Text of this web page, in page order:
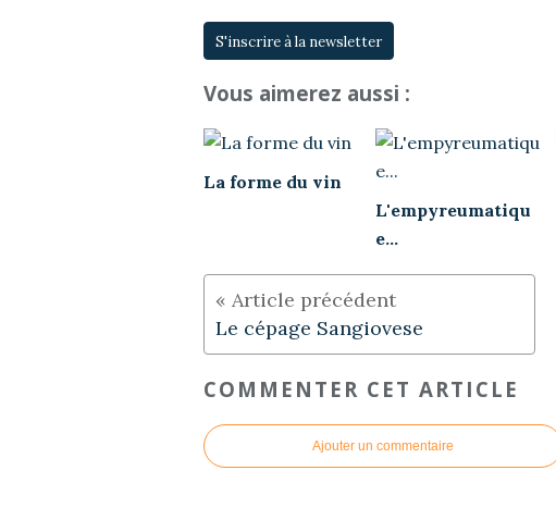
S'inscrire à la newsletter
Vous aimerez aussi :
La forme du vin
L'empyreumatiqu
e...
Le cépage Sangiovese
COMMENTER CET ARTICLE
Ajouter un commentaire